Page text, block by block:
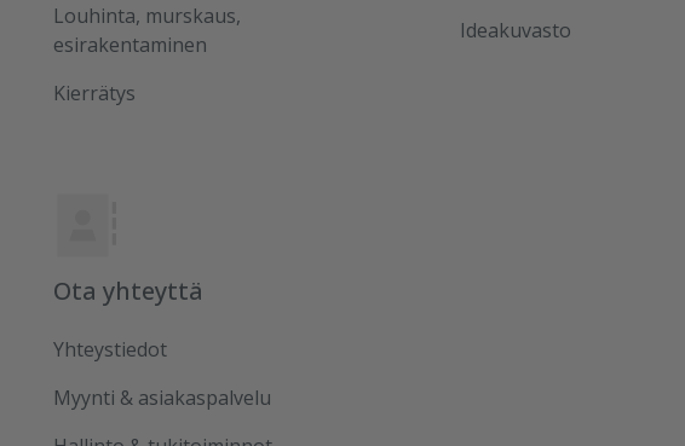
Louhinta, murskaus,
esirakentaminen
Kierrätys
Ideakuvasto
Ota yhteyttä
Yhteystiedot
Myynti & asiakaspalvelu